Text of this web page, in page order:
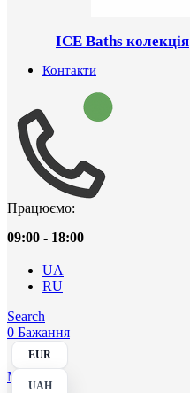
ICE Baths колекція
Контакти
Працюємо:
09:00 - 18:00
UA
RU
Search
0 Бажання
EUR
UAH
Menu